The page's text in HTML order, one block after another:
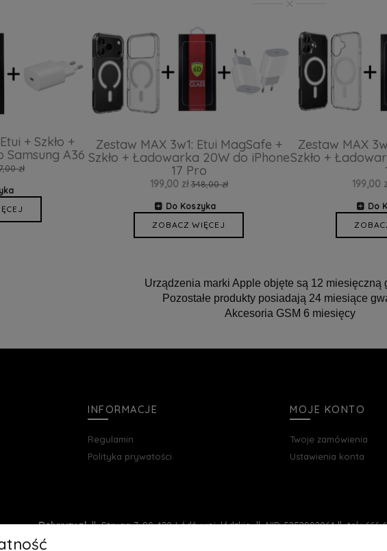
+ Szkło +
A36
zł
Zestaw MAX 3w1: Etui MagSafe +
Szkło + Ładowarka 20W do iPhone
17 Pro
199,00 zł 348,00 zł
Do Koszyka
ZOBACZ WIĘCEJ
Zestaw MAX
Szkło +
199,00
Do
Urządzenia marki Apple objęte są 12 miesięczną
Pozostałe produkty posiadają 24 miesiące
Akcesoria GSM 6 miesięcy
INFORMACJE
Regulamin
Polityka prywatości
MOJE KONTO
Twoje zamówienia
Ustawienia konta
Deluxury.pl|| Struga 7, 90-420 Łódź, woj. łódzkie || NIP: 5252902064 || tel.: 666